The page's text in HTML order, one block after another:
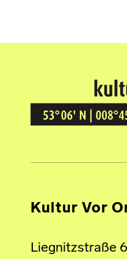
Kultur Vor
BREMEN
Kultur Vor
Liegnitzstraße